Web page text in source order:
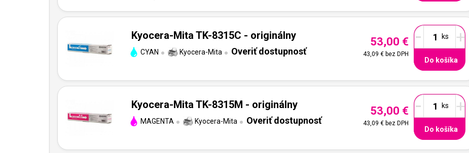
Kyocera-Mita TK-8315C - originálny
CYAN Kyocera-Mita Overiť dostupnosť
53,00 €
43,09 €bez DPH
- +
Do košíka
Kyocera-Mita TK-8315M - originálny
MAGENTA Kyocera-Mita Overiť dostupnosť
53,00 €
43,09 €bez DPH
- +
Do košíka